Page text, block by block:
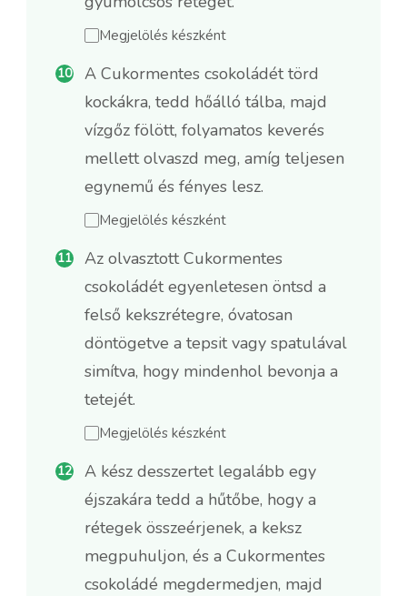
Megjelölés készként
A Cukormentes csokoládét törd
kockákra, tedd hőálló tálba, majd
vízgőz fölött, folyamatos keverés
mellett olvaszd meg, amíg teljesen
egynemű és fényes lesz.
Megjelölés készként
Az olvasztott Cukormentes
csokoládét egyenletesen öntsd a
felső kekszrétegre, óvatosan
döntögetve a tepsit vagy spatulával
simítva, hogy mindenhol bevonja a
tetejét.
Megjelölés készként
A kész desszertet legalább egy
éjszakára tedd a hűtőbe, hogy a
rétegek összeérjenek, a keksz
megpuhuljon, és a Cukormentes
csokoládé megdermedjen, majd